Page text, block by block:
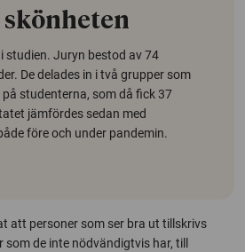
skönheten
studien. Juryn bestod av 74
De delades in i två grupper som
studenterna, som då fick 37
jämfördes sedan med
före och under pandemin.
att personer som ser bra ut tillskrivs
de inte nödvändigtvis har, till